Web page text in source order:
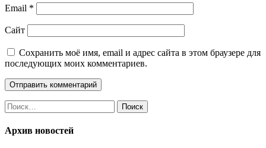
Email *
Сайт
Сохранить моё имя, email и адрес сайта в этом браузере для
последующих моих комментариев.
Найти:
Архив новостей